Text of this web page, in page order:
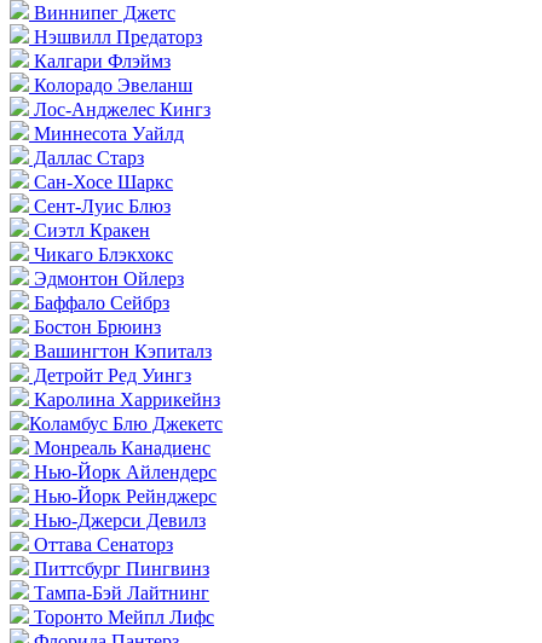
Виннипег Джетс
Нэшвилл Предаторз
Калгари Флэймз
Колорадо Эвеланш
Лос-Анджелес Кингз
Миннесота Уайлд
Даллас Старз
Сан-Хосе Шаркс
Сент-Луис Блюз
Сиэтл Кракен
Чикаго Блэкхокс
Эдмонтон Ойлерз
Баффало Сейбрз
Бостон Брюинз
Вашингтон Кэпиталз
Детройт Ред Уингз
Каролина Харрикейнз
Коламбус Блю Джекетс
Монреаль Канадиенс
Нью-Йорк Айлендерс
Нью-Йорк Рейнджерс
Нью-Джерси Девилз
Оттава Сенаторз
Питтсбург Пингвинз
Тампа-Бэй Лайтнинг
Торонто Мейпл Лифс